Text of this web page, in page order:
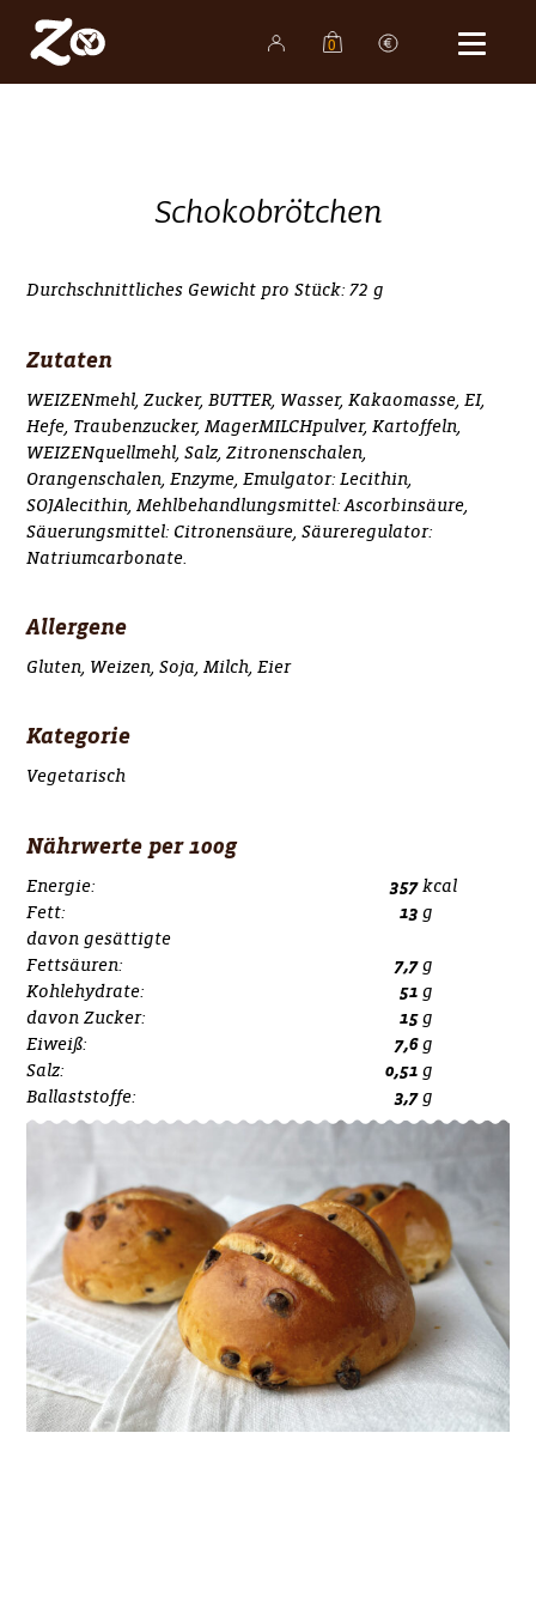
0
Karriere
Kontakt
Schokobrötchen
Durchschnittliches Gewicht pro Stück: 72 g
Zutaten
WEIZENmehl, Zucker, BUTTER, Wasser, Kakaomasse, EI,
Hefe, Traubenzucker, MagerMILCHpulver, Kartoffeln,
WEIZENquellmehl, Salz, Zitronenschalen,
Orangenschalen, Enzyme, Emulgator: Lecithin,
SOJAlecithin, Mehlbehandlungsmittel: Ascorbinsäure,
Säuerungsmittel: Citronensäure, Säureregulator:
Natriumcarbonate.
Allergene
Gluten, Weizen, Soja, Milch, Eier
Kategorie
Vegetarisch
Nährwerte per 100g
Energie: 357 kcal
Fett:
13 g
davon gesättigte
Fettsäuren:
7,7g
Kohlehydrate:
51 g
davon Zucker:
15g
Eiweiß:
7,6g
Salz:
0,51 g
Ballaststoffe:
3,7g